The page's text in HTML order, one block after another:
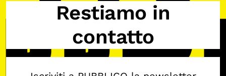
Restiamo in
contatto